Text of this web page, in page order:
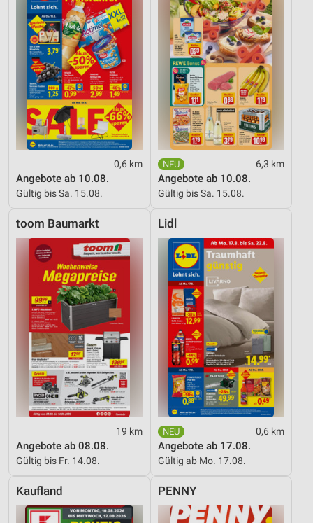
0,6 km
Angebote ab 10.08.
Gültig bis Sa. 15.08.
6,3 km
Angebote ab 10.08.
Gültig bis Sa. 15.08.
toom Baumarkt
19 km
Angebote ab 08.08.
Gültig bis Fr. 14.08.
Lidl
0,6 km
Angebote ab 17.08.
Gültig ab Mo. 17.08.
Kaufland PENNY